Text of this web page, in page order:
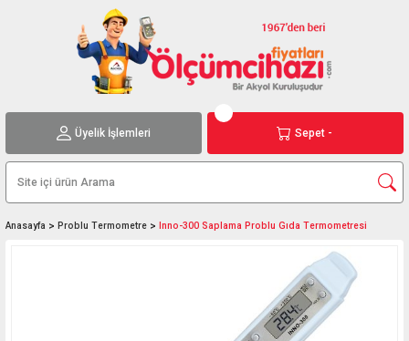
Üyelik İşlemleri Sepet -
Anasayfa Problu Termometre Inno-300 Saplama Problu Gıda Termometresi